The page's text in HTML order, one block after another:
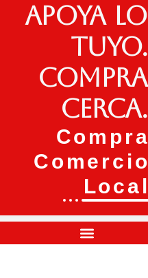
Apoya lo
tuyo.
Compra
cerca.
Compra
Comercio
Local